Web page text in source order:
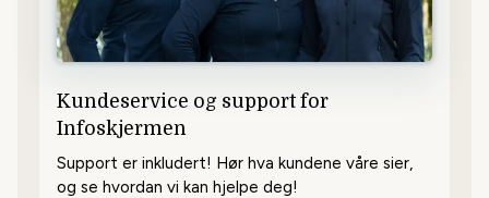
Kundeservice og support for
Infoskjermen
Support er inkludert! Hør hva kundene våre sier,
og se hvordan vi kan hjelpe deg!